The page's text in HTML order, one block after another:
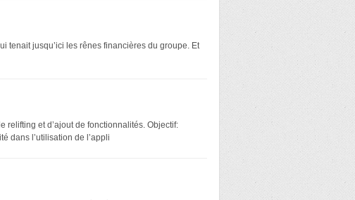
tenait jusqu’ici les rênes financières du groupe. Et
relifting et d’ajout de fonctionnalités. Objectif:
dans l’utilisation de l’appli